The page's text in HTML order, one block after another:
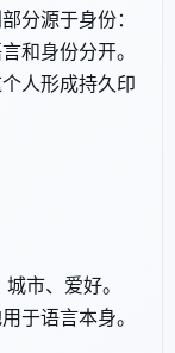
分源于身份：
和身份分开。
人形成持久印
市、爱好。
于语言本身。